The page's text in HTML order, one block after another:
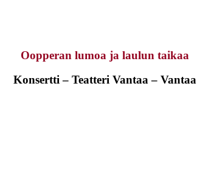
Oopperan lumoa ja laulun taikaa
Konsertti – Teatteri Vantaa – Vantaa